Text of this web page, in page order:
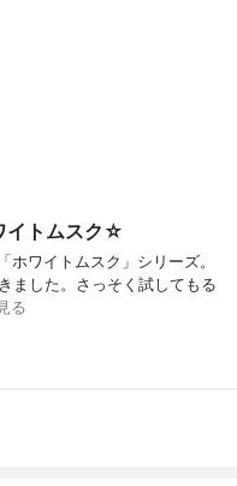
イトムスク☆
ホワイトムスク」シリーズ。
ました。さっそく試してもる
る